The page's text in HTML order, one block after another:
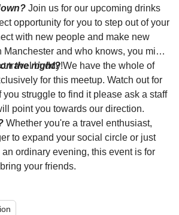
Join us for our upcoming drinks
opportunity for you to step out of your
with new people and make new
and who knows, you might
travel buddy!
the night?We have the whole of
for this meetup. Watch out for
you struggle to find it please ask a staff
point you towards our direction.
Whether you're a travel enthusiast,
to expand your social circle or just
an ordinary evening, this event is for
your friends.